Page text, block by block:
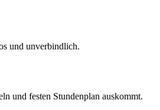
und unverbindlich.
und festen Stundenplan auskommt.